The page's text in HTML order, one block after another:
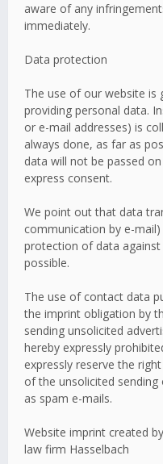
aware of any
immediately.
Data protection
The use of our website is
providing personal data.
or e-mail addresses) is
always done, as far as
data will not be passed
express consent.
We point out that data
communication by e-
protection of data
possible.
The use of contact data
the imprint obligation by
sending unsolicited
hereby expressly
expressly reserve the
of the unsolicited
as spam e-mails.
Website imprint created
law firm Hasselbach